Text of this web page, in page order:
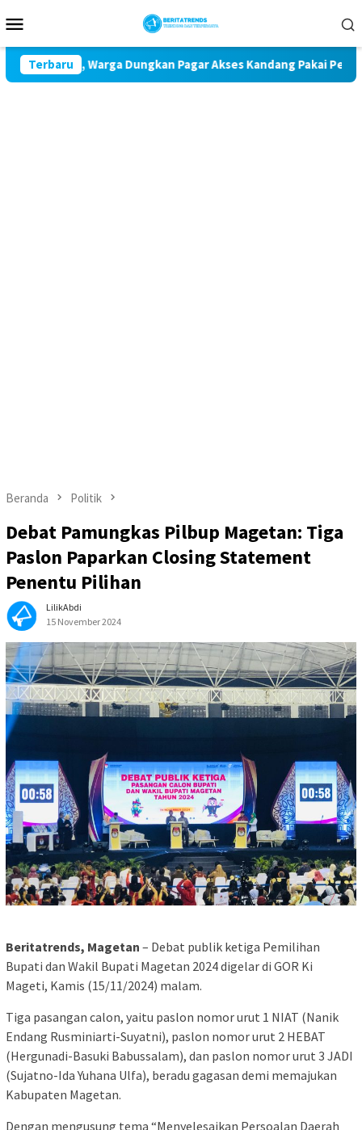
ke
Mobile
Terbaru
Warga Dungkan Pagar Akses Kandang Pakai Peraga Adat
Beranda Politik
Debat Pamungkas Pilbup Magetan: Tiga
Paslon Paparkan Closing Statement
Penentu Pilihan
LilikAbdi
15 November 2024
Beritatrends, Magetan – Debat publik ketiga Pemilihan
Bupati dan Wakil Bupati Magetan 2024 digelar di GOR Ki
Mageti, Kamis (15/11/2024) malam.
Tiga pasangan calon, yaitu paslon nomor urut 1 NIAT (Nanik
Endang Rusminiarti-Suyatni), paslon nomor urut 2 HEBAT
(Hergunadi-Basuki Babussalam), dan paslon nomor urut 3 JADI
(Sujatno-Ida Yuhana Ulfa), beradu gagasan demi memajukan
Kabupaten Magetan.
Dengan mengusung tema “Menyelesaikan Persoalan Daerah